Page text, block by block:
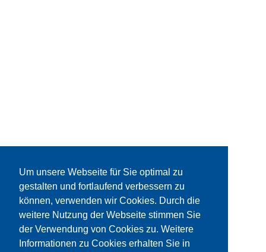
Um unsere Webseite für Sie optimal zu
gestalten und fortlaufend verbessern zu
können, verwenden wir Cookies. Durch die
weitere Nutzung der Webseite stimmen Sie
der Verwendung von Cookies zu. Weitere
Informationen zu Cookies erhalten Sie in